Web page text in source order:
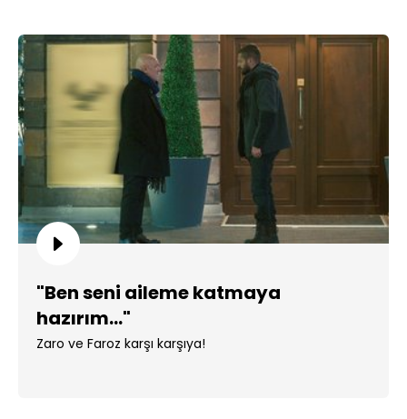
"Ben seni aileme katmaya
hazırım..."
Zaro ve Faroz karşı karşıya!